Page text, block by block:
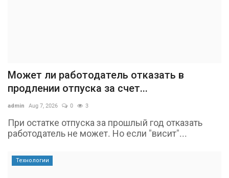
Может ли работодатель отказать в
продлении отпуска за счет...
admin Aug 7, 2026 0 3
При остатке отпуска за прошлый год отказать
работодатель не может. Но если "висит"...
Технологии